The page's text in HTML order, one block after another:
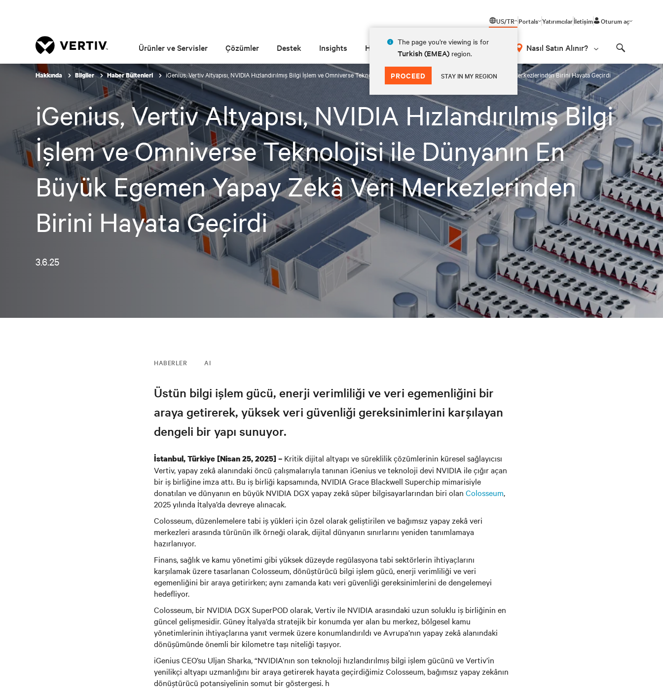
US/TR
The page you're viewing is for
Turkish (EMEA) region.
PROCEED STAY IN MY REGION
Portals Yatırımcılarİletişim Oturum aç
Ürünler ve Servisler Çözümler Destek Insights Hakkında Nasıl Satın Alınır?
Hakkında Bilgiler Haber Bültenleri iGenius, Vertiv Altyapısı, NVIDIA Hızlandırılmış Bilgi İşlem ve Omniverse Teknolojisi ile Dünyanın En Büyük Egemen Yapay Zekâ Veri Merkezlerinden Birini Hayata Geçirdi
iGenius, Vertiv Altyapısı, NVIDIA Hızlandırılmış Bilgi
İşlem ve Omniverse Teknolojisi ile Dünyanın En
Büyük Egemen Yapay Zekâ Veri Merkezlerinden
Birini Hayata Geçirdi
3.6.25
HABERLER AI
Üstün bilgi işlem gücü, enerji verimliliği ve veri egemenliğini bir
araya getirerek, yüksek veri güvenliği gereksinimlerini karşılayan
dengeli bir yapı sunuyor.
İstanbul, Türkiye [Nisan 25, 2025] – Kritik dijital altyapı ve süreklilik çözümlerinin küresel sağlayıcısı
Vertiv, yapay zekâ alanındaki öncü çalışmalarıyla tanınan iGenius ve teknoloji devi NVIDIA ile çığır açan
bir iş birliğine imza attı. Bu iş birliği kapsamında, NVIDIA Grace Blackwell Superchip mimarisiyle
donatılan ve dünyanın en büyük NVIDIA DGX yapay zekâ süper bilgisayarlarından biri olan Colosseum,
2025 yılında İtalya’da devreye alınacak.
Colosseum, düzenlemelere tabi iş yükleri için özel olarak geliştirilen ve bağımsız yapay zekâ veri
merkezleri arasında türünün ilk örneği olarak, dijital dünyanın sınırlarını yeniden tanımlamaya
hazırlanıyor.
Finans, sağlık ve kamu yönetimi gibi yüksek düzeyde regülasyona tabi sektörlerin ihtiyaçlarını
karşılamak üzere tasarlanan Colosseum, dönüştürücü bilgi işlem gücü, enerji verimliliği ve veri
egemenliğini bir araya getirirken; aynı zamanda katı veri güvenliği gereksinimlerini de dengelemeyi
hedefliyor.
Colosseum, bir NVIDIA DGX SuperPOD olarak, Vertiv ile NVIDIA arasındaki uzun soluklu iş birliğinin en
güncel gelişmesidir. Güney İtalya’da stratejik bir konumda yer alan bu merkez, bölgesel kamu
yönetimlerinin ihtiyaçlarına yanıt vermek üzere konumlandırıldı ve Avrupa’nın yapay zekâ alanındaki
dönüşümünde önemli bir kilometre taşı niteliği taşıyor.
iGenius CEO’su Uljan Sharka, “NVIDIA’nın son teknoloji hızlandırılmış bilgi işlem gücünü ve Vertiv’in
yenilikçi altyapı uzmanlığını bir araya getirerek hayata geçirdiğimiz Colosseum, bağımsız yapay zekânın
dönüştürücü potansiyelinin somut bir göstergesi. h